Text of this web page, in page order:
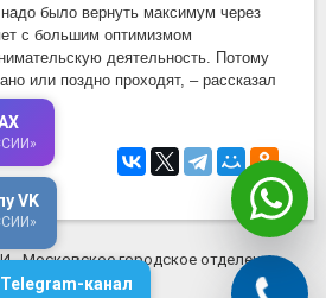
было вернуть максимум через
с большим оптимизмом
деятельность. Потому
или поздно проходят, – рассказал
Московское городское отделение
mosopora.ruканал
VK